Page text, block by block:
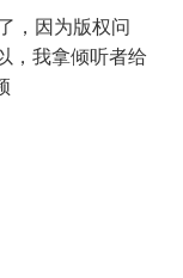
，因为版权问
，我拿倾听者给